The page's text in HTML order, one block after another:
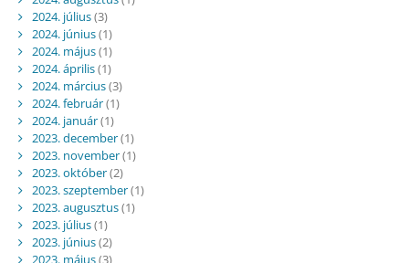
2024. július(3)
2024. június(1)
2024. május(1)
2024. április(1)
2024. március(3)
2024. február(1)
2024. január(1)
2023. december(1)
2023. november(1)
2023. október(2)
2023. szeptember(1)
2023. augusztus(1)
2023. július(1)
2023. június(2)
2023. május(3)